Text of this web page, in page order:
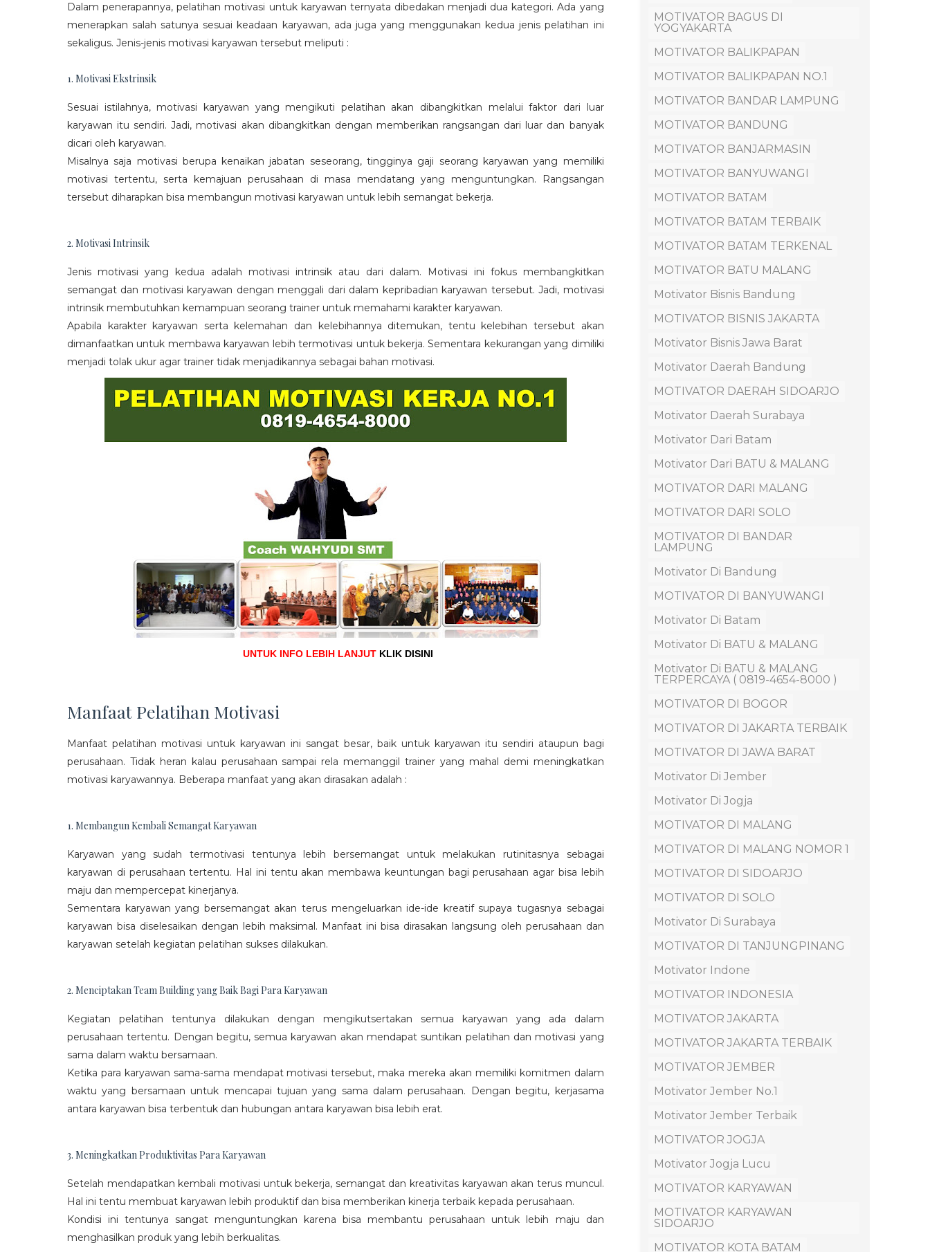
Dalam penerapannya, pelatihan motivasi untuk karyawan ternyata dibedakan menjadi dua kategori. Ada yang
menerapkan salah satunya sesuai keadaan karyawan, ada juga yang menggunakan kedua jenis pelatihan ini
sekaligus. Jenis-jenis motivasi karyawan tersebut meliputi :
1. Motivasi Ekstrinsik
Sesuai istilahnya, motivasi karyawan yang mengikuti pelatihan akan dibangkitkan melalui faktor dari luar
karyawan itu sendiri. Jadi, motivasi akan dibangkitkan dengan memberikan rangsangan dari luar dan banyak
dicari oleh karyawan.
Misalnya saja motivasi berupa kenaikan jabatan seseorang, tingginya gaji seorang karyawan yang memiliki
motivasi tertentu, serta kemajuan perusahaan di masa mendatang yang menguntungkan. Rangsangan
tersebut diharapkan bisa membangun motivasi karyawan untuk lebih semangat bekerja.
2. Motivasi Intrinsik
Jenis motivasi yang kedua adalah motivasi intrinsik atau dari dalam. Motivasi ini fokus membangkitkan
semangat dan motivasi karyawan dengan menggali dari dalam kepribadian karyawan tersebut. Jadi, motivasi
intrinsik membutuhkan kemampuan seorang trainer untuk memahami karakter karyawan.
Apabila karakter karyawan serta kelemahan dan kelebihannya ditemukan, tentu kelebihan tersebut akan
dimanfaatkan untuk membawa karyawan lebih termotivasi untuk bekerja. Sementara kekurangan yang dimiliki
menjadi tolak ukur agar trainer tidak menjadikannya sebagai bahan motivasi.
UNTUK INFO LEBIH LANJUT KLIK DISINI
Manfaat Pelatihan Motivasi
Manfaat pelatihan motivasi untuk karyawan ini sangat besar, baik untuk karyawan itu sendiri ataupun bagi
perusahaan. Tidak heran kalau perusahaan sampai rela memanggil trainer yang mahal demi meningkatkan
motivasi karyawannya. Beberapa manfaat yang akan dirasakan adalah :
1. Membangun Kembali Semangat Karyawan
Karyawan yang sudah termotivasi tentunya lebih bersemangat untuk melakukan rutinitasnya sebagai
karyawan di perusahaan tertentu. Hal ini tentu akan membawa keuntungan bagi perusahaan agar bisa lebih
maju dan mempercepat kinerjanya.
Sementara karyawan yang bersemangat akan terus mengeluarkan ide-ide kreatif supaya tugasnya sebagai
karyawan bisa diselesaikan dengan lebih maksimal. Manfaat ini bisa dirasakan langsung oleh perusahaan dan
karyawan setelah kegiatan pelatihan sukses dilakukan.
2. Menciptakan Team Building yang Baik Bagi Para Karyawan
Kegiatan pelatihan tentunya dilakukan dengan mengikutsertakan semua karyawan yang ada dalam
perusahaan tertentu. Dengan begitu, semua karyawan akan mendapat suntikan pelatihan dan motivasi yang
sama dalam waktu bersamaan.
Ketika para karyawan sama-sama mendapat motivasi tersebut, maka mereka akan memiliki komitmen dalam
waktu yang bersamaan untuk mencapai tujuan yang sama dalam perusahaan. Dengan begitu, kerjasama
antara karyawan bisa terbentuk dan hubungan antara karyawan bisa lebih erat.
3. Meningkatkan Produktivitas Para Karyawan
Setelah mendapatkan kembali motivasi untuk bekerja, semangat dan kreativitas karyawan akan terus muncul.
Hal ini tentu membuat karyawan lebih produktif dan bisa memberikan kinerja terbaik kepada perusahaan.
Kondisi ini tentunya sangat menguntungkan karena bisa membantu perusahaan untuk lebih maju dan
menghasilkan produk yang lebih berkualitas.
MOTIVATOR BAGUS DI
YOGYAKARTA
MOTIVATOR BALIKPAPAN
MOTIVATOR BALIKPAPAN NO.1
MOTIVATOR BANDAR LAMPUNG
MOTIVATOR BANDUNG
MOTIVATOR BANJARMASIN
MOTIVATOR BANYUWANGI
MOTIVATOR BATAM
MOTIVATOR BATAM TERBAIK
MOTIVATOR BATAM TERKENAL
MOTIVATOR BATU MALANG
Motivator Bisnis Bandung
MOTIVATOR BISNIS JAKARTA
Motivator Bisnis Jawa Barat
Motivator Daerah Bandung
MOTIVATOR DAERAH SIDOARJO
Motivator Daerah Surabaya
Motivator Dari Batam
Motivator Dari BATU & MALANG
MOTIVATOR DARI MALANG
MOTIVATOR DARI SOLO
MOTIVATOR DI BANDAR
LAMPUNG
Motivator Di Bandung
MOTIVATOR DI BANYUWANGI
Motivator Di Batam
Motivator Di BATU & MALANG
Motivator Di BATU & MALANG
TERPERCAYA ( 0819-4654-8000 )
MOTIVATOR DI BOGOR
MOTIVATOR DI JAKARTA TERBAIK
MOTIVATOR DI JAWA BARAT
Motivator Di Jember
Motivator Di Jogja
MOTIVATOR DI MALANG
MOTIVATOR DI MALANG NOMOR 1
MOTIVATOR DI SIDOARJO
MOTIVATOR DI SOLO
Motivator Di Surabaya
MOTIVATOR DI TANJUNGPINANG
Motivator Indone
MOTIVATOR INDONESIA
MOTIVATOR JAKARTA
MOTIVATOR JAKARTA TERBAIK
MOTIVATOR JEMBER
Motivator Jember No.1
Motivator Jember Terbaik
MOTIVATOR JOGJA
Motivator Jogja Lucu
MOTIVATOR KARYAWAN
MOTIVATOR KARYAWAN
SIDOARJO
MOTIVATOR KOTA BATAM